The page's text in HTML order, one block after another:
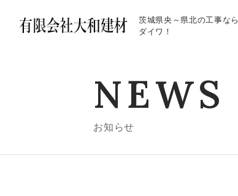
茨城県央～県北の工事なら
ダイワ！
NEWS
お知らせ